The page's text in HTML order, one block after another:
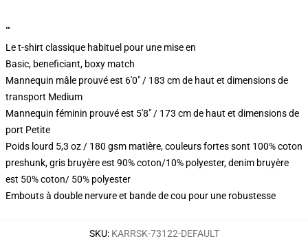
""
Le t-shirt classique habituel pour une mise en
Basic, beneficiant, boxy match
Mannequin mâle prouvé est 6'0" / 183 cm de haut et dimensions de
transport Medium
Mannequin féminin prouvé est 5'8" / 173 cm de haut et dimensions de
port Petite
Poids lourd 5,3 oz / 180 gsm matière, couleurs fortes sont 100% coton
preshunk, gris bruyère est 90% coton/10% polyester, denim bruyère
est 50% coton/ 50% polyester
Embouts à double nervure et bande de cou pour une robustesse
SKU: KARRSK-73122-DEFAULT